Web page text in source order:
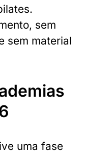
sem
sem material
uma fase